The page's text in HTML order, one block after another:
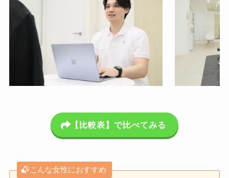
【比較表】で比べてみる
こんな女性におすすめ